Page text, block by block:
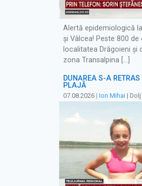
Alertă epidemiologică
și Vâlcea! Peste 800
localitatea Drăgoieni și
zona Transalpina […]
DUNĂREA S-A
PLAJĂ
07.08.2026 | Ion Mihai | Dolj